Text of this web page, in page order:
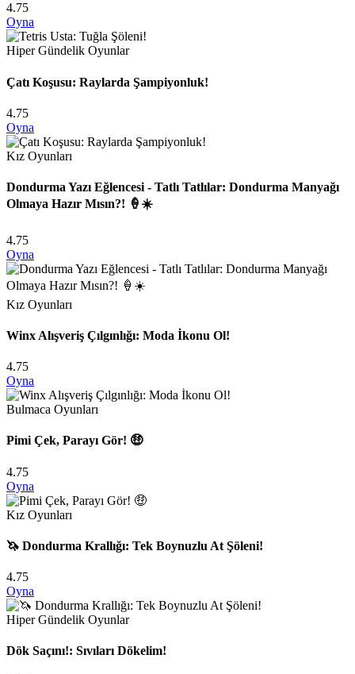
4.75
Oyna
Hiper Gündelik Oyunlar
Çatı Koşusu: Raylarda Şampiyonluk!
4.75
Oyna
Kız Oyunları
Dondurma Yazı Eğlencesi - Tatlı Tatlılar: Dondurma Manyağı
Olmaya Hazır Mısın?! 🍦☀️
4.75
Oyna
Kız Oyunları
Winx Alışveriş Çılgınlığı: Moda İkonu Ol!
4.75
Oyna
Bulmaca Oyunları
Pimi Çek, Parayı Gör! 🤑
4.75
Oyna
Kız Oyunları
🦄 Dondurma Krallığı: Tek Boynuzlu At Şöleni!
4.75
Oyna
Hiper Gündelik Oyunlar
Dök Saçını!: Sıvıları Dökelim!